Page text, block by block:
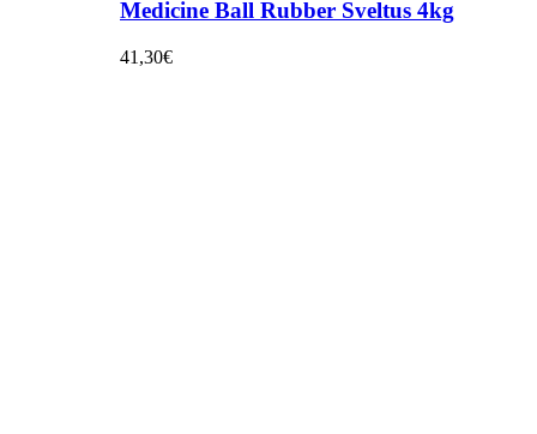
Medicine Ball Rubber Sveltus 4kg
41,30€